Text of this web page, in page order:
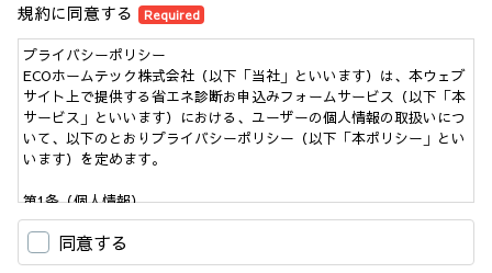
規約に同意する Required
プライバシーポリシー
ECOホームテック株式会社（以下「当社」といいます）は、本ウェブ
サイト上で提供する省エネ診断お申込みフォームサービス（以下「本
サービス」といいます）における、ユーザーの個人情報の取扱いにつ
いて、以下のとおりプライバシーポリシー（以下「本ポリシー」とい
います）を定めます。
第1条（個人情報）
「個人情報」とは、個人情報保護法にいう「個人情報」を指すものと
し、生存する個人に関する情報であって、当該情報に含まれる氏名、
生年月日、住所、電話番号、連絡先その他の記述等により特定の個人
同意する